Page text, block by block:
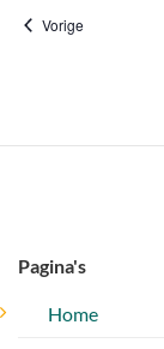
VorigeEvenementen
Pagina's
Home